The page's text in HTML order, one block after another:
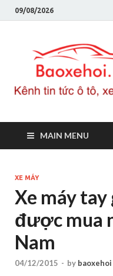
09/08/2026
MAIN MENU
XE MÁY
Xe máy tay
được mua
Nam
04/12/2015 - by baoxehoi